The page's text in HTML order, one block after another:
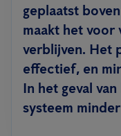
geplaatst
maakt het voor
verblijven. Het
effectief, en
In het geval
systeem